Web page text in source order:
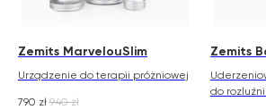
Zemits MarvelouSlim
Urządzenie do terapii próżniowej
790 zł 940 zł
Zemits
do